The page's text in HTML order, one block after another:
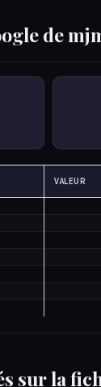
de
VALEUR
sur la